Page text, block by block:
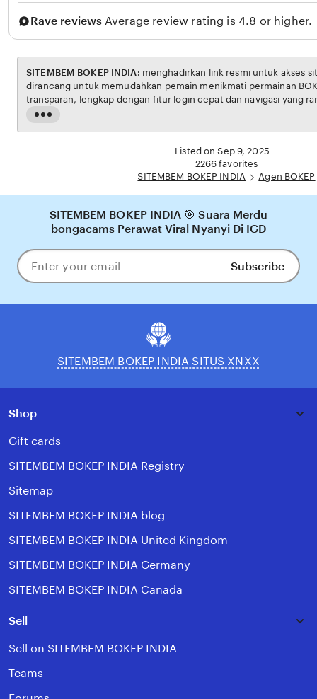
Rave reviews Average review rating is 4.8 or higher.
Read
the
SITEMBEM BOKEP INDIA:
dirancang untuk memudahkan pemain menikmati permainan BOKEP dengan aman dan
transparan, lengkap dengan fitur login cepat dan navigasi yang ramah pengguna. Setiap
transaksi dijamin aman, sementara update hasil dan informasi permainan selalu tersedia
pecinta BOKEP online di Indonesia.Listed on Sep 9, 2025
2266 favorites
SITEMBEM BOKEP INDIA
Agen BOKEP
SITEMBEM BOKEP INDIA 🎯 Suara Merdu
bongacams Perawat Viral Nyanyi Di IGD
Enter
your
Subscribe
SITEMBEM BOKEP INDIA SITUS XNXX
Shop
Gift cards
SITEMBEM BOKEP INDIA Registry
Sitemap
SITEMBEM BOKEP INDIA blog
SITEMBEM BOKEP INDIA United Kingdom
SITEMBEM BOKEP INDIA Germany
SITEMBEM BOKEP INDIA Canada
Sell
Sell on SITEMBEM BOKEP INDIA
Teams